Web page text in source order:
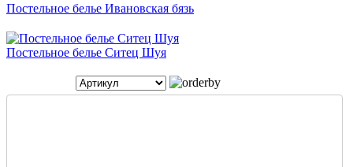
Постельное белье Ивановская бязь
Постельное белье Ситец Шуя